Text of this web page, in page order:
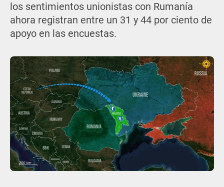
los sentimientos unionistas con Rumanía
ahora registran entre un 31 y 44 por ciento de
apoyo en las encuestas.